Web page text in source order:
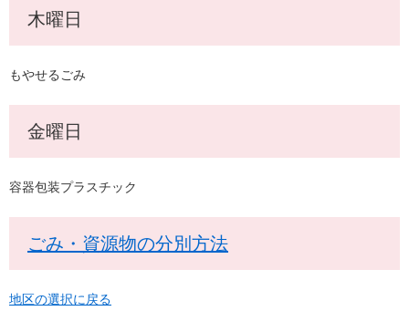
木曜日
もやせるごみ
金曜日
容器包装プラスチック
ごみ・資源物の分別方法
地区の選択に戻る